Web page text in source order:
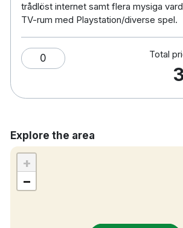
boende. Det handlar om minnen
din vistelse idag och upplev Austbø
natur och gästfrihet går hand i
Dubbelrum
Restaurang
Bar
TV
Hårtork
Gratis parkering
trådlöst internet samt flera mysiga
TV-rum med Playstation/diverse spel.
0 Total
Explore the area
+
−